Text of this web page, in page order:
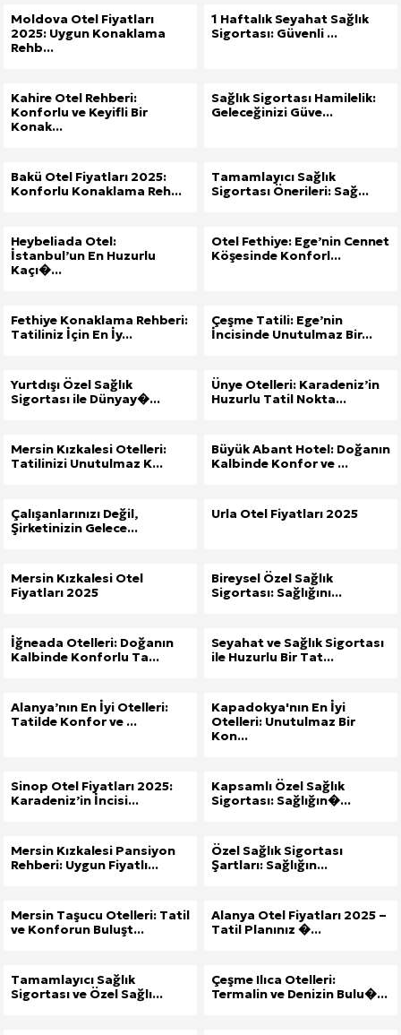
Moldova Otel Fiyatları
2025: Uygun Konaklama
Rehb...
1 Haftalık Seyahat Sağlık
Sigortası: Güvenli ...
Kahire Otel Rehberi:
Konforlu ve Keyifli Bir
Konak...
Sağlık Sigortası Hamilelik:
Geleceğinizi Güve...
Bakü Otel Fiyatları 2025:
Konforlu Konaklama Reh...
Tamamlayıcı Sağlık
Sigortası Önerileri: Sağ...
Heybeliada Otel:
İstanbul’un En Huzurlu
Kaçı�...
Otel Fethiye: Ege’nin Cennet
Köşesinde Konforl...
Fethiye Konaklama Rehberi:
Tatiliniz İçin En İy...
Çeşme Tatili: Ege’nin
İncisinde Unutulmaz Bir...
Yurtdışı Özel Sağlık
Sigortası ile Dünyay�...
Ünye Otelleri: Karadeniz’in
Huzurlu Tatil Nokta...
Mersin Kızkalesi Otelleri:
Tatilinizi Unutulmaz K...
Büyük Abant Hotel: Doğanın
Kalbinde Konfor ve ...
Çalışanlarınızı Değil,
Şirketinizin Gelece...
Urla Otel Fiyatları 2025
Mersin Kızkalesi Otel
Fiyatları 2025
Bireysel Özel Sağlık
Sigortası: Sağlığını...
İğneada Otelleri: Doğanın
Kalbinde Konforlu Ta...
Seyahat ve Sağlık Sigortası
ile Huzurlu Bir Tat...
Alanya’nın En İyi Otelleri:
Tatilde Konfor ve ...
Kapadokya'nın En İyi
Otelleri: Unutulmaz Bir
Kon...
Sinop Otel Fiyatları 2025:
Karadeniz’in İncisi...
Kapsamlı Özel Sağlık
Sigortası: Sağlığın�...
Mersin Kızkalesi Pansiyon
Rehberi: Uygun Fiyatlı...
Özel Sağlık Sigortası
Şartları: Sağlığın...
Mersin Taşucu Otelleri: Tatil
ve Konforun Buluşt...
Alanya Otel Fiyatları 2025 –
Tatil Planınız �...
Tamamlayıcı Sağlık
Sigortası ve Özel Sağlı...
Çeşme Ilıca Otelleri:
Termalin ve Denizin Bulu�...